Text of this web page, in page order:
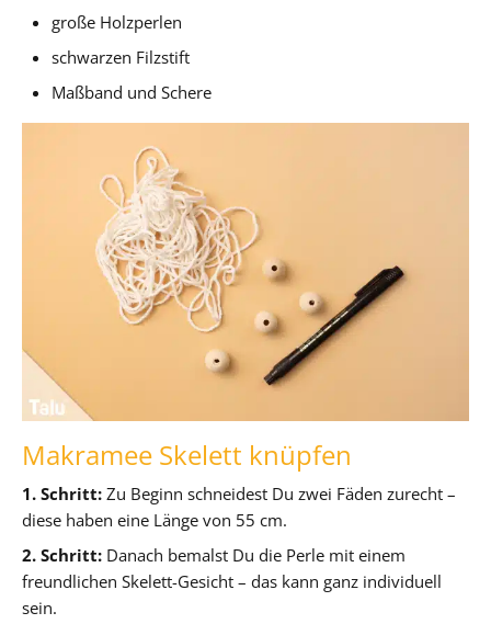
große Holzperlen
schwarzen Filzstift
Maßband und Schere
Makramee Skelett knüpfen
1. Schritt: Zu Beginn schneidest Du zwei Fäden zurecht –
diese haben eine Länge von 55 cm.
2. Schritt: Danach bemalst Du die Perle mit einem
freundlichen Skelett-Gesicht – das kann ganz individuell
sein.